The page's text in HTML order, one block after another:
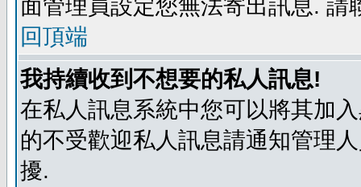
面管理員設定您無法寄出訊息. 請
回頂端
我持續收到不想要的私人訊息!
在私人訊息系統中您可以將其加
的不受歡迎私人訊息請通知管理
擾.